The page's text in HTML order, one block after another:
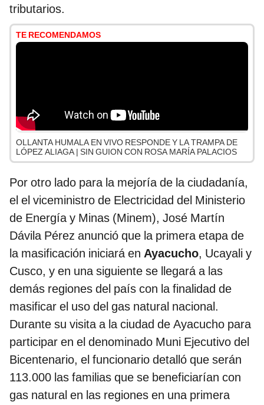
tributarios.
TE RECOMENDAMOS
OLLANTA HUMALA EN VIVO RESPONDE Y LA TRAMPA DE
LÓPEZ ALIAGA | SIN GUION CON ROSA MARÍA PALACIOS
Por otro lado para la mejoría de la ciudadanía,
el el viceministro de Electricidad del Ministerio
de Energía y Minas (Minem), José Martín
Dávila Pérez anunció que la primera etapa de
la masificación iniciará en Ayacucho, Ucayali y
Cusco, y en una siguiente se llegará a las
demás regiones del país con la finalidad de
masificar el uso del gas natural nacional.
Durante su visita a la ciudad de Ayacucho para
participar en el denominado Muni Ejecutivo del
Bicentenario, el funcionario detalló que serán
113.000 las familias que se beneficiarían con
gas natural en las regiones en una primera